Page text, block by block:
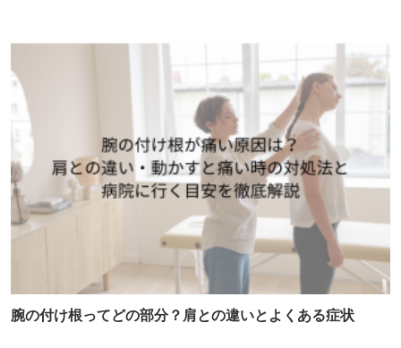
腕の付け根ってどの部分？肩との違いとよくある症状